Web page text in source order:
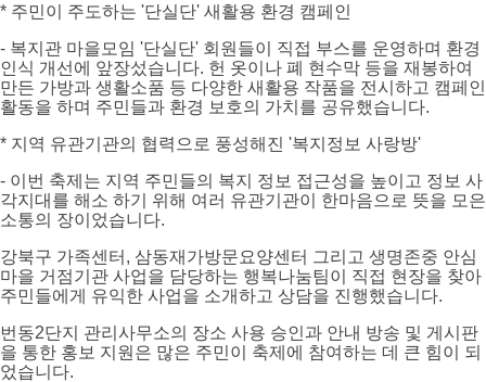
* 주민이 주도하는 '단실단' 새활용 환경 캠페인
- 복지관 마을모임 '단실단' 회원들이 직접 부스를 운영하며 환경
인식 개선에 앞장섰습니다. 헌 옷이나 폐 현수막 등을 재봉하여
만든 가방과 생활소품 등 다양한 새활용 작품을 전시하고 캠페인
활동을 하며 주민들과 환경 보호의 가치를 공유했습니다.
* 지역 유관기관의 협력으로 풍성해진 '복지정보 사랑방'
- 이번 축제는 지역 주민들의 복지 정보 접근성을 높이고 정보 사
각지대를 해소 하기 위해 여러 유관기관이 한마음으로 뜻을 모은
소통의 장이었습니다.
강북구 가족센터, 삼동재가방문요양센터 그리고 생명존중 안심
마을 거점기관 사업을 담당하는 행복나눔팀이 직접 현장을 찾아
주민들에게 유익한 사업을 소개하고 상담을 진행했습니다.
번동2단지 관리사무소의 장소 사용 승인과 안내 방송 및 게시판
을 통한 홍보 지원은 많은 주민이 축제에 참여하는 데 큰 힘이 되
었습니다.